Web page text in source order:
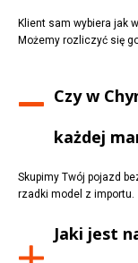
Klient sam wybiera jak
Możemy rozliczyć się
Czy w
każdej
Skupimy Twój pojazd
rzadki model z importu.
Jaki jest